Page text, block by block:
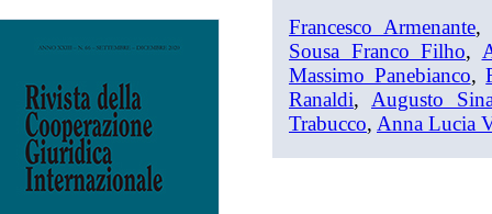
Francesco Armenante,
Sousa Franco Filho,
Massimo Panebianco,
Ranaldi, Augusto
Trabucco, Anna Lucia